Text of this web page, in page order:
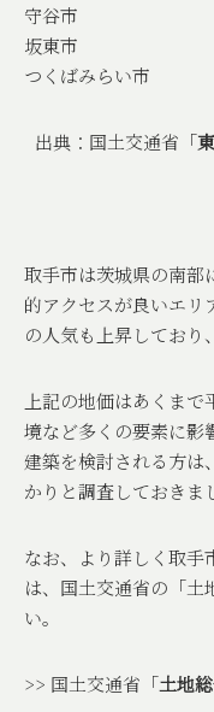
守谷市
坂東市
つくばみらい市
出典：国土交通省「
取手市は茨城県の南部
的アクセスが良いエリ
の人気も上昇しており
上記の地価はあくま
境など多くの要素に影
建築を検討される方は
かりと調査しておきま
なお、より詳しく取手
は、国土交通省の「土
い。
>> 国土交通省「土地